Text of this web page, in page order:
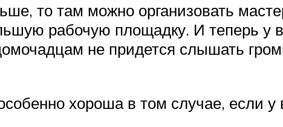
то там можно организовать
рабочую площадку. И теперь у
не придется слышать
хороша в том случае, если у